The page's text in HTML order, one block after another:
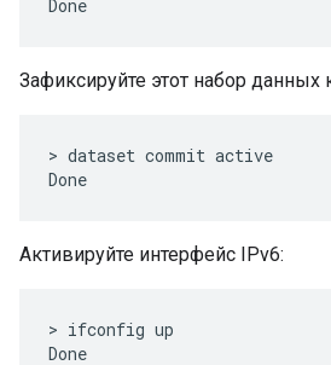
Зафиксируйте этот набор данных
> dataset commit active
Активируйте интерфейс IPv6:
> ifconfig up